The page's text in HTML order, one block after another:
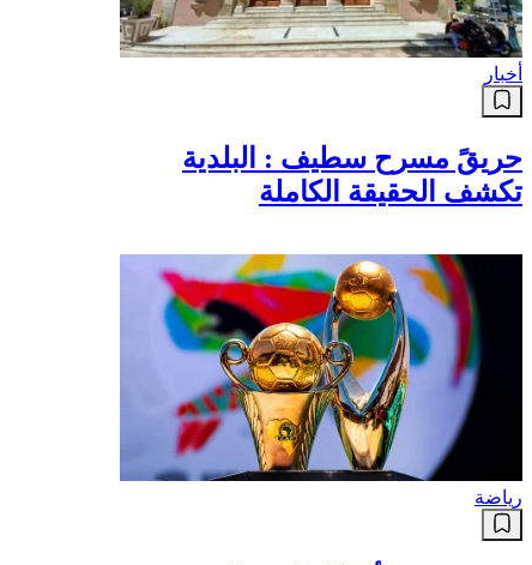
أخبار
حريقً مسرح سطيف : البلدية
تكشف الحقيقة الكاملة
رياضة